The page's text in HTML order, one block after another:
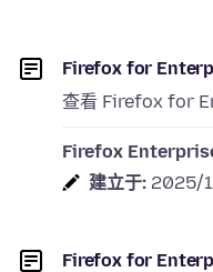
Firefox for
查看 Firefox for
Firefox
建立于: 2025/
Firefox for